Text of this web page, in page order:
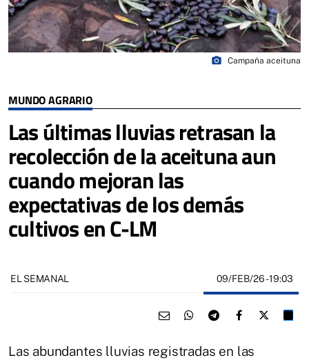
MUNDO AGRARIO
Las últimas lluvias retrasan la
recolección de la aceituna aun
cuando mejoran las
expectativas de los demás
cultivos en C-LM
photo_camera Campaña aceituna
EL SEMANAL 09/FEB/26- 19:03
Las abundantes lluvias registradas en las